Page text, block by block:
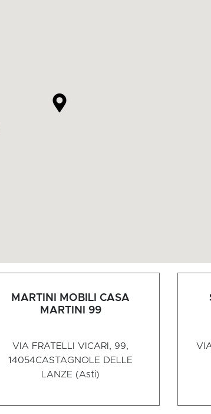
MARTINI MOBILI CASA
MARTINI 99
VIA FRATELLI VICARI, 99,
14054CASTAGNOLE DELLE
LANZE (Asti)